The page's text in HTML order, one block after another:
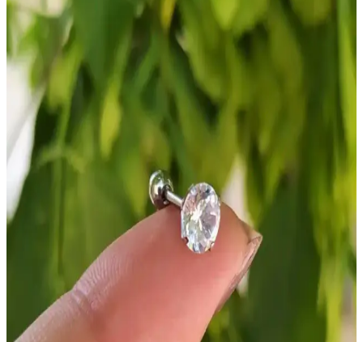
kullanım sunar, çocukların sağlıklı büyümesine katkıda bulunur.
Sağlık Çalışanları İçin Ergonomik ve Rahat Doktor
Hemşire Terlikleri Rehberi
Sağlık çalışanlarının ihtiyaçlarına uygun ergonomik, kaymaz ve
hijyenik terlikler hakkında detaylı bilgi ve seçim ipuçları sunuyoruz.
Hastane Ortamında Kadınlar İçin Uygun Rahat
Sandalet ve Terlik Seçimi Rehberi
Hastane ortamında kadınlar için konforlu, hijyenik ve güvenli
sandalet ile terlik seçiminde dikkat edilmesi gerekenler ve en uygun
modeller hakkında bilgiler içerir.
Arzum AR3080-G ve Karaca Gastro Dem Çelik
Inox Çay Makinesi Karşılaştırması
Arzum AR3080-G ve Karaca Gastro Dem, geniş aileler için
tasarlanmış paslanmaz çelik çay makineleri olup, hızlı demleme ve
sıcak tutma özellikleriyle öne çıkıyor.